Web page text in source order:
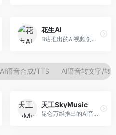
花生AI
B站推出的AI视频创作工具，专注于短视频内容生成。面向B站创作者，支持视频生成、视频编辑等功能，与B站平台深度整合，创作效率高。
AI语音合成/TTS AI语音转文字/转
天工SkyMusic
昆仑万维推出的AI音乐创作平台，基于天工大模型。面向音乐创作者，支持歌词生成、旋律创作、音乐编曲等服务，中文音乐创作能力强。